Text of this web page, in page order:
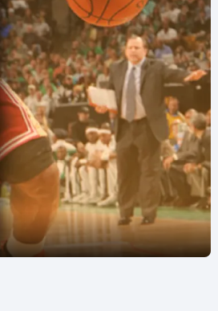
hry
Triatlon
Veslování
Vodní slalom
Volejbal
Ostatní